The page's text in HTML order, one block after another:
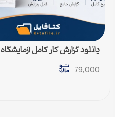
دانلود گزارش کار کامل
قابل ویرایش)
79,000